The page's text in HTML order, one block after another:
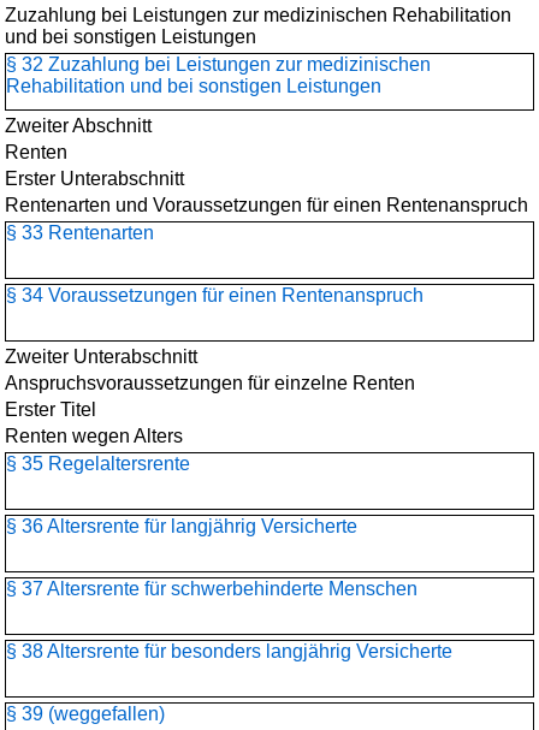
Zuzahlung bei Leistungen zur medizinischen Rehabilitation
und bei sonstigen Leistungen
§ 32 Zuzahlung bei Leistungen zur medizinischen
Rehabilitation und bei sonstigen Leistungen
Zweiter Abschnitt
Renten
Erster Unterabschnitt
Rentenarten und Voraussetzungen für einen Rentenanspruch
§ 33 Rentenarten
§ 34 Voraussetzungen für einen Rentenanspruch
Zweiter Unterabschnitt
Anspruchsvoraussetzungen für einzelne Renten
Erster Titel
Renten wegen Alters
§ 35 Regelaltersrente
§ 36 Altersrente für langjährig Versicherte
§ 37 Altersrente für schwerbehinderte Menschen
§ 38 Altersrente für besonders langjährig Versicherte
§ 39 (weggefallen)